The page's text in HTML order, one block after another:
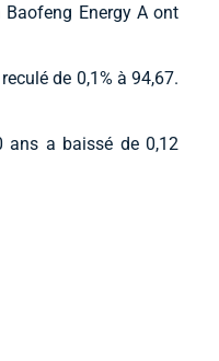
Energy A ont
de 0,1% à 94,67.
ans a baissé de 0,12